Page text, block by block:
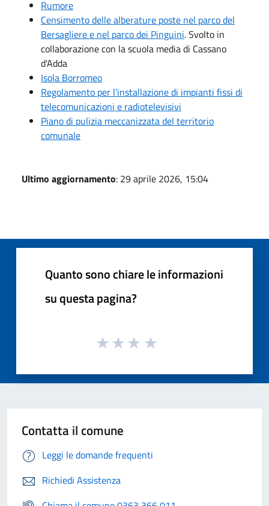
Rumore
Censimento delle alberature poste nel parco del
Bersagliere e nel parco dei Pinguini. Svolto in
collaborazione con la scuola media di Cassano
d'Adda
Isola Borromeo
Regolamento per l’installazione di impianti fissi di
telecomunicazioni e radiotelevisivi
Piano di pulizia meccanizzata del territorio
comunale
Ultimo aggiornamento: 29 aprile 2026, 15:04
Quanto sono chiare le informazioni
su questa pagina?
Contatta il comune
Leggi le domande frequenti
Richiedi Assistenza